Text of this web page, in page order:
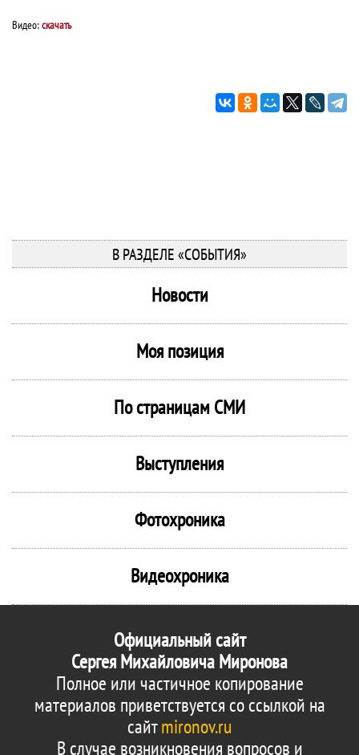
Видео:скачать
В РАЗДЕЛЕ «СОБЫТИЯ»
Новости
Моя позиция
По страницам СМИ
Выступления
Фотохроника
Видеохроника
Официальный сайт
Сергея Михайловича Миронова
Полное или частичное копирование
материалов приветствуется со ссылкой на
сайтmironov.ru
В случае возникновения вопросов и